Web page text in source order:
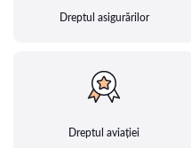
Dreptul asigurărilor
Dreptul aviației